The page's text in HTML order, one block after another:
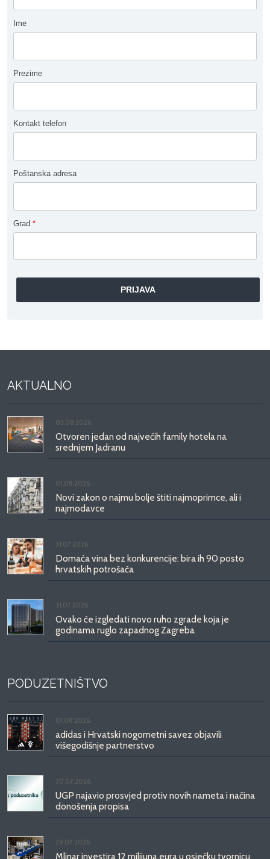
Ime
Prezime
Kontakt telefon
Poštanska adresa
Grad *
AKTUALNO
03.08.2026.
Otvoren jedan od najvećih family hotela na
srednjem Jadranu
01.08.2026.
Novi zakon o najmu bolje štiti najmoprimce, ali i
najmodavce
31.07.2026.
Domaća vina bez konkurencije: bira ih 90 posto
hrvatskih potrošača
31.07.2026.
Ovako će izgledati novo ruho zgrade koja je
godinama ruglo zapadnog Zagreba
PODUZETNIŠTVO
01.08.2026.
adidas i Hrvatski nogometni savez objavili
višegodišnje partnerstvo
30.07.2026.
UGP najavio prosvjed protiv novih nameta i načina
donošenja propisa
29.07.2026.
Mlinar investira 12 milijuna eura u osječku tvornicu